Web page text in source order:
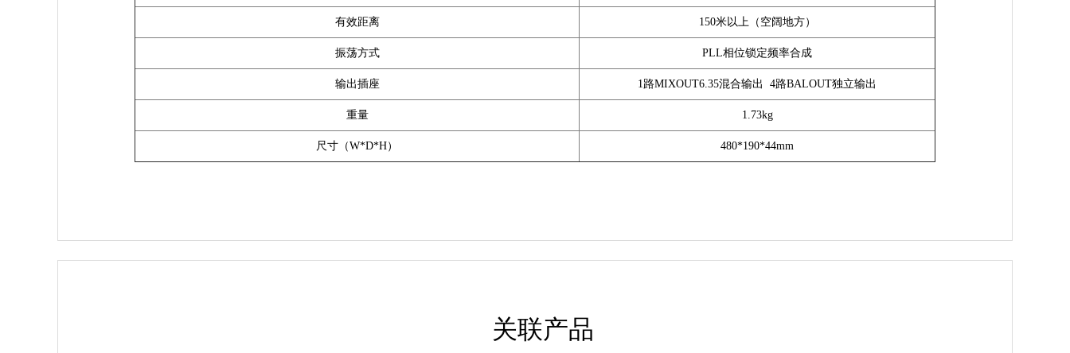
有效距离 150米以上（空阔地方）
振荡方式 PLL相位锁定频率合成
输出插座 1路MIXOUT6.35混合输出 4路BALOUT独立输出
重量 1.73kg
尺寸 （W*D*H） 480*190*44mm
关联产品